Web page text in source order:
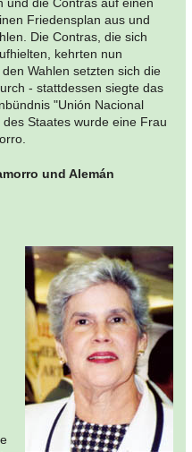
und die Contras auf einen
Friedensplan aus und
Die Contras, die sich
kehrten nun
Wahlen setzten sich die
- stattdessen siegte das
"Unión Nacional
Staates wurde eine Frau
und Alemán